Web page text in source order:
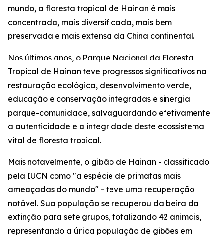
mundo, a floresta tropical de Hainan é mais
concentrada, mais diversificada, mais bem
preservada e mais extensa da China continental.
Nos últimos anos, o Parque Nacional da Floresta
Tropical de Hainan teve progressos significativos na
restauração ecológica, desenvolvimento verde,
educação e conservação integradas e sinergia
parque-comunidade, salvaguardando efetivamente
a autenticidade e a integridade deste ecossistema
vital de floresta tropical.
Mais notavelmente, o gibão de Hainan - classificado
pela IUCN como "a espécie de primatas mais
ameaçadas do mundo" - teve uma recuperação
notável. Sua população se recuperou da beira da
extinção para sete grupos, totalizando 42 animais,
representando a única população de gibões em